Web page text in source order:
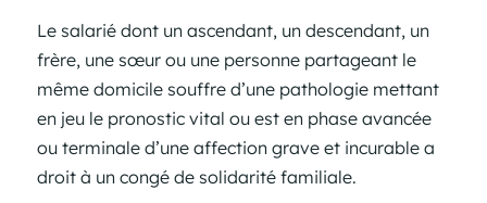
Le salarié dont un ascendant, un descendant, un
frère, une sœur ou une personne partageant le
même domicile souffre d’une pathologie mettant
en jeu le pronostic vital ou est en phase avancée
ou terminale d’une affection grave et incurable a
droit à un congé de solidarité familiale.